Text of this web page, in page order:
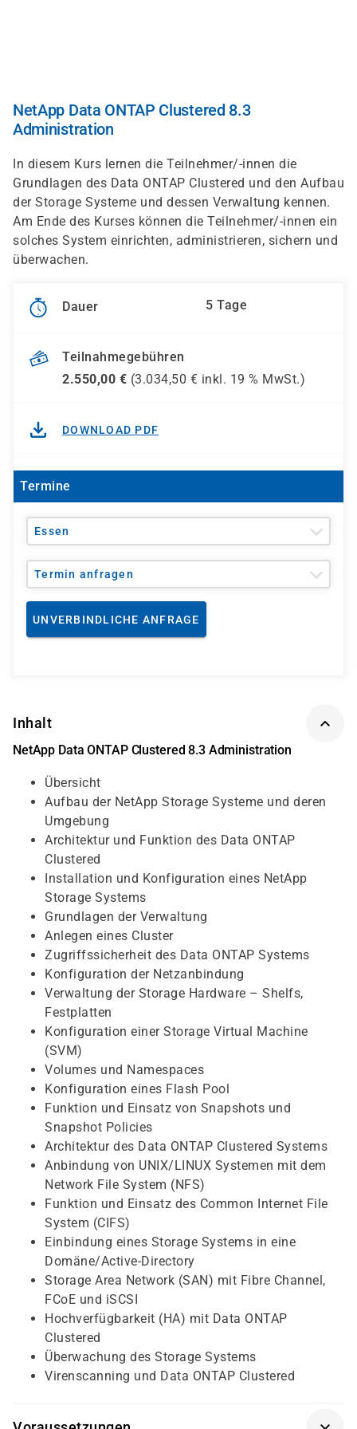
NetApp Data ONTAP Clustered 8.3
Administration
In diesem Kurs lernen die Teilnehmer/-innen die
Grundlagen des Data ONTAP Clustered und den Aufbau
der Storage Systeme und dessen Verwaltung kennen.
Am Ende des Kurses können die Teilnehmer/-innen ein
solches System einrichten, administrieren, sichern und
überwachen.
Dauer 5 Tage
Teilnahmegebühren
2.550,00 € (3.034,50 € inkl. 19 % MwSt.)
DOWNLOAD PDF
Termine
Essen
Termin anfragen
UNVERBINDLICHE ANFRAGE
Inhalt
NetApp Data ONTAP Clustered 8.3 Administration
Übersicht
Aufbau der NetApp Storage Systeme und deren
Umgebung
Architektur und Funktion des Data ONTAP
Clustered
Installation und Konfiguration eines NetApp
Storage Systems
Grundlagen der Verwaltung
Anlegen eines Cluster
Zugriffssicherheit des Data ONTAP Systems
Konfiguration der Netzanbindung
Verwaltung der Storage Hardware – Shelfs,
Festplatten
Konfiguration einer Storage Virtual Machine
(SVM)
Volumes und Namespaces
Konfiguration eines Flash Pool
Funktion und Einsatz von Snapshots und
Snapshot Policies
Architektur des Data ONTAP Clustered Systems
Anbindung von UNIX/LINUX Systemen mit dem
Network File System (NFS)
Funktion und Einsatz des Common Internet File
System (CIFS)
Einbindung eines Storage Systems in eine
Domäne/Active-Directory
Storage Area Network (SAN) mit Fibre Channel,
FCoE und iSCSI
Hochverfügbarkeit (HA) mit Data ONTAP
Clustered
Überwachung des Storage Systems
Virenscanning und Data ONTAP Clustered